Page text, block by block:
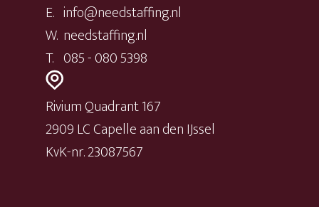
E. info@needstaffing.nl
W. needstaffing.nl
T. 085 - 080 5398
Rivium Quadrant 167
2909 LC Capelle aan den IJssel
KvK-nr. 23087567